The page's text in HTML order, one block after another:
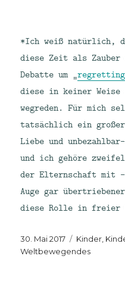
*Ich weiß natürlich,
diese Zeit als Zauber
Debatte um „regretting
diese in keiner Weise
wegreden. Für mich
tatsächlich ein
Liebe und
und ich gehöre
der Elternschaft mit
Auge gar
diese Rolle in freier
Veröffentlicht
am
30. Mai 2017 Kategorien
Kinder,
Weltbewegendes